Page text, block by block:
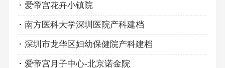
爱帝宫花卉小镇院
南方医科大学深圳医院产科建档
深圳市龙华区妇幼保健院产科建档
爱帝宫月子中心-北京诺金院